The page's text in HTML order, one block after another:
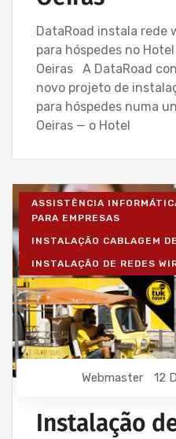
DataRoad instala rede
para hóspedes no
Oeiras A DataRoad
novo projeto de
para hóspedes numa
Oeiras — o Hotel
ASSISTÊNCIA
PARA EMPRESAS
INSTALAÇÃO CABLAGEM
INSTALAÇÃO DE REDES
Webmaster 12
Instalação